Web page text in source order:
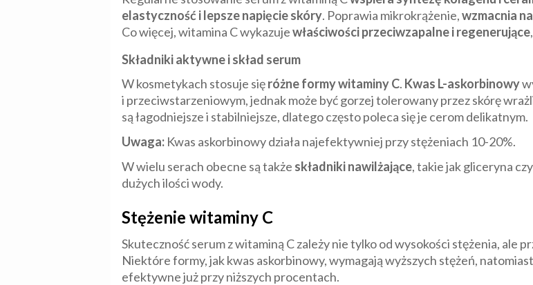
elastyczność i lepsze napięcie skóry. Poprawia mikrokrążenie,wzmacnia
Co więcej, witamina C wykazujewłaściwości przeciwzapalne i regenerujące
Składniki aktywne i skład serum
W kosmetykach stosuje sięróżne formy witaminy C. Kwas L-askorbinowy
i przeciwstarzeniowym, jednak może być gorzej tolerowany przez skórę
są łagodniejsze i stabilniejsze, dlatego często poleca się je cerom delikatnym.
Uwaga: Kwas askorbinowy działa najefektywniej przy stężeniach 10-20%.
W wielu serach obecne są także składniki nawilżające, takie jak gliceryna
dużych ilości wody.
Stężenie witaminy C
Skuteczność serum z witaminą C zależy nie tylko od wysokości stężenia, ale
Niektóre formy, jak kwas askorbinowy, wymagają wyższych stężeń,
efektywne już przy niższych procentach.